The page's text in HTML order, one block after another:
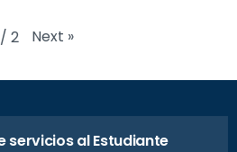
/ 2 Next »